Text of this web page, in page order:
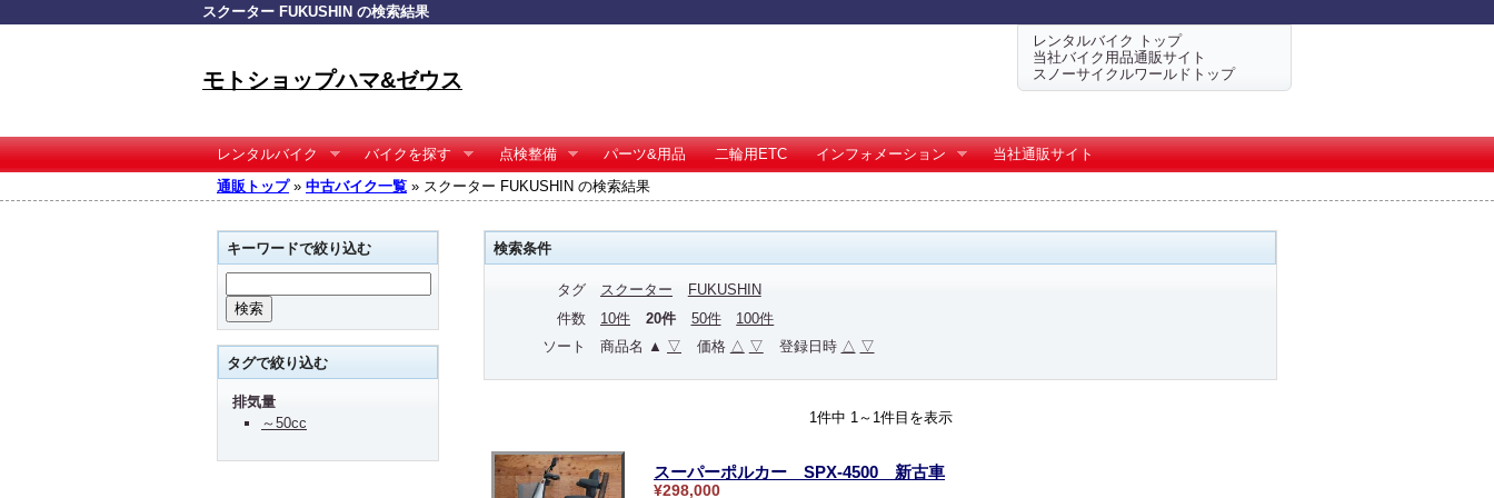
スクーター FUKUSHIN の検索結果
モトショップハマ&ゼウス
レンタルバイク トップ
当社バイク用品通販サイト
スノーサイクルワールドトップ
レンタルバイク バイクを探す 点検整備 パーツ&用品 二輪用ETC インフォメーション
当社通販サイト
通販トップ» 中古バイク一覧 » スクーター FUKUSHIN の検索結果
検索条件
タグ スクーター
FUKUSHIN
件数
10件 20件 50件
100件
ソート
商品名 ▲ ▽ 価格 △ ▽ 登録日時 △ ▽
1件中 1～1件目を表示
スーパーポルカー SPX-4500 新古車
¥298,000
キーワードで絞り込む
タグで絞り込む
排気量
～50cc